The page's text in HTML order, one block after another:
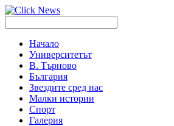
Начало
Университетът
В. Търново
България
Звездите сред нас
Малки истории
Спорт
Галерия